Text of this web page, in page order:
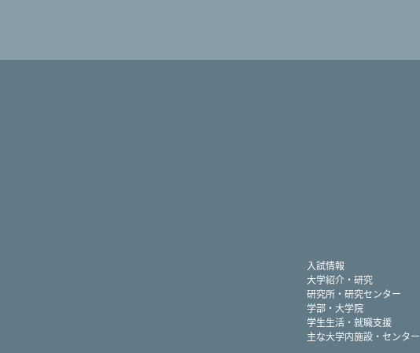
入試情報
大学紹介・研究
研究所・研究センター
学部・大学院
学生生活・就職支援
主な大学内施設・センター